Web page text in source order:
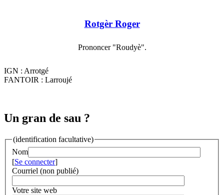
Rotgèr Roger
Prononcer "Roudyè".
IGN : Arrotgé
FANTOIR : Larroujé
Un gran de sau ?
(identification facultative)
Nom
[Se connecter]
Courriel (non publié)
Votre site web